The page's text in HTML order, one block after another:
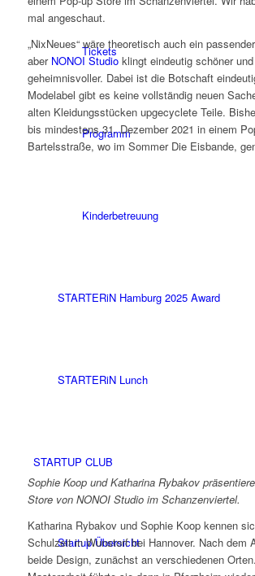
Tickets
Programm
Kinderbetreuung
STARTERiN Hamburg 2025 Award
STARTERiN Lunch
STARTUP CLUB
Startup Übersicht
mal angeschaut.
„NixNeues“ wäre theoretisch auch ein
aber NONOI Studioklingt eindeutig schöner
geheimnisvoller. Dabei ist die Botschaft
Modelabel gibt es keine vollständig neuen
alten Kleidungsstücken upgecyclete Teile.
bis mindestens 31. Dezember 2021 in einem
Bartelsstraße, wo im Sommer Die Eisbande,
Sophie Koop und Katharina Rybakov
Store von NONOI Studio im Schanzenviertel.
Katharina Rybakov und Sophie Koop kennen
Schulzeit in Wunstorf bei Hannover. Nach dem
beide Design, zunächst an verschiedenen